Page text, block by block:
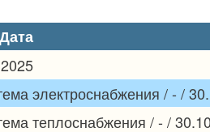
электроснабжения / - /
теплоснабжения / - /